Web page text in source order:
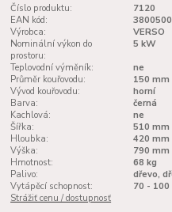
Číslo produktu:
7120
EAN kód:
Výrobca:
VERSO
Nominální výkon do
prostoru:
5 kW
Teplovodní výměník:
ne
Průměr kouřovodu:
150 mm
Vývod kouřovodu:
horní
Barva:
černá
Kachlová:
ne
Šířka:
510 mm
Hloubka:
420 mm
Výška:
790 mm
Hmotnost:
68 kg
Palivo:
dřevo,
Vytápěcí schopnost:
70 - 100
Strážiť cenu / dostupnosť